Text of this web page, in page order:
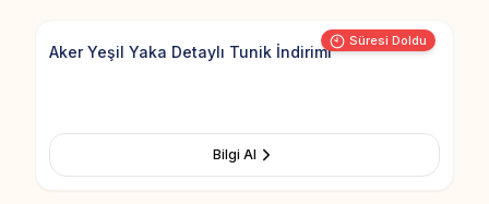
Süresi Doldu
Aker Yeşil Yaka Detaylı Tunik İndirimi
Bilgi Al
Add to